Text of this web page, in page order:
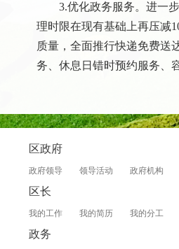
3.优化政务服务。进一步
理时限在现有基础上再压减
质量，全面推行快递免费送
务、休息日错时预约服务、
举措。
4.彰显执法温度。坚持法
念，慎用处罚措施，对没有
险、没有严重危害人民群众
行第一次告知、第二次严肃
罚，留足整改时间空间，让
区政府
政府领导 领导活动 政府机构
区长
我的工作 我的简历 我的分工
政务